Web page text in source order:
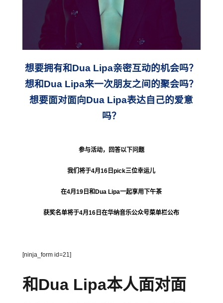
想要拥有和Dua Lipa亲密互动的机会吗？
想和Dua Lipa来一次朋友之间的聚会吗？
想要面对面向Dua Lipa表达自己的爱意
吗？
参与活动，回答以下问题
我们将于4月16日pick三位幸运儿
在4月19日和Dua Lipa一起享用下午茶
获奖名单将于4月16日在华纳音乐公众号菜单栏公布
[ninja_form id=21]
和Dua Lipa本人面对面